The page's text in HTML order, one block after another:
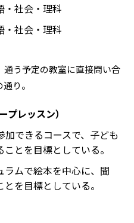
基礎をより重視している
じる可能性がある点だろ
・社会・理科
・社会・理科
う予定の教室に直接問い合
り。
プレッスン）
できるコースで、子ども
とを目標としている。
ムで絵本を中心に、聞
を目標としている。